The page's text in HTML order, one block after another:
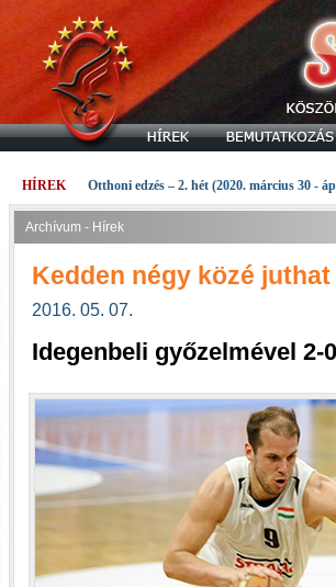
HÍREK Otthoni edzés – 2. hét (2020. március 30 -
Archívum - Hírek
Kedden négy közé juthat
2016. 05. 07.
Idegenbeli győzelmével 2-